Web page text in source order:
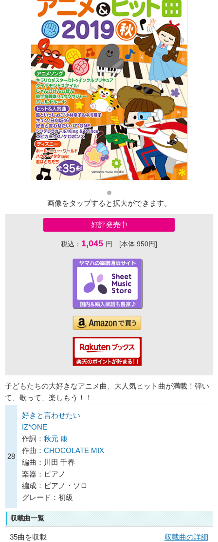
画像をタップすると拡大ができます。
好評発売中
税込： 1,045 円 [本体 950円]
子どもたちの大好きなアニメ曲、大人気ヒット曲が満載！弾い
て、歌って、楽しもう！！
28
好きと言わせたい
IZ*ONE
作詞： 秋元 康
作曲： CHOCOLATE MIX
編曲：川田 千春
楽器：ピアノ
編成：ピアノ・ソロ
グレード：初級
収載曲一覧
35曲を収載
収載曲の詳細